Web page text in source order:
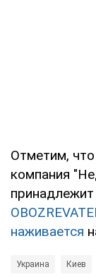
Отметим,
компания
наживается
Украина Киев